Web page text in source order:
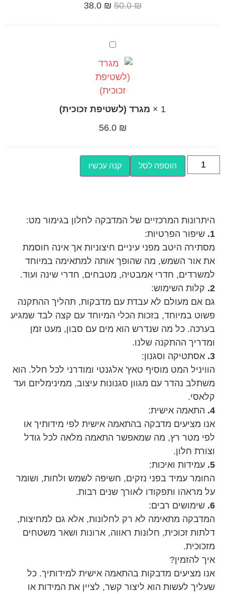
50.0₪
38.0 ₪
מגרד
זכוכית)
1
× מגרד (לשטיפת זכוכית)
56.0 ₪
הוספה לסל קנה עכשיו
היתרונות המרכזיים של המדבקה לחלון בגימור מט:
1. שיפור הפרטיות:
מסתירה היטב מפני עיניים חיצוניות אך אינה חוסמת
את אור השמש, מה שהופך אותה למתאימה במיוחד
למשרדים, חדרי אמבטיה, מטבחים, חדרי שינה ועוד.
2. קלות השימוש:
גם אם מעולם לא עבדת עם מדבקות, תהליך ההתקנה
פשוט במיוחד, בזכות הכלי המיוחד עם קצה לבד שמגיע
בערכה. כל מה שנדרש הוא מים עם סבון, מעט זמן
ומדריך ההתקנה שלנו.
3. אסתטיקה וסגנון:
הוויניל המט מוסיף טאץ' אלגנטי ומודרני לכל חלל. הוא
משתלב נהדר עם מגוון סגנונות עיצוב, ממינימליזם ועד
קלאסי.
4. התאמה אישית:
אנו מציעים מדבקה בהתאמה אישית לפי מידותיך או
לפי מטר רץ, מה שמאפשר התאמה מלאה לכל גודל
וצורת חלון.
5. עמידות ואיכות:
החומר עמיד בפני נזקים, חשיפה לשמש ולחות, ושומר
על מראהו ותפקודו לאורך שנים רבות.
6. שימושים רבים:
המדבקה מתאימה לא רק לחלונות, אלא גם למחיצות,
דלתות זכוכית, חלונות ראווה, ארונות ושאר משטחים
מזכוכית.
איך להזמין?
אנו מציעים מדבקות בהתאמה אישית למידותיך. כל
שעליך לעשות הוא ליצור קשר, לציין את המידות או